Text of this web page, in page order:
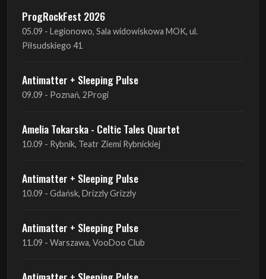
Antimatter + Sleeping Pulse
09.09 - Poznań, 2Progi
Amelia Tokarska - Celtic Tales Quartet
10.09 - Rybnik, Teatr Ziemi Rybnickiej
Antimatter + Sleeping Pulse
Antimatter + Sleeping Pulse
11.09 - Warszawa, VooDoo Club
Antimatter + Sleeping Pulse
12.09 - Kraków, Hype Park
Amelia Tokarska - Celtic Tales Quartet